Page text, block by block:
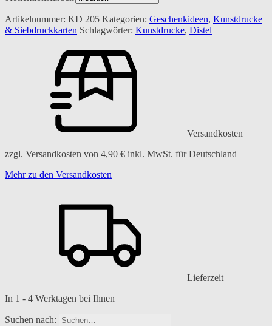
Artikelnummer: KD 205 Kategorien: Geschenkideen, Kunstdrucke
& Siebdruckkarten Schlagwörter: Kunstdrucke, Distel
Versandkosten
zzgl. Versandkosten von 4,90 € inkl. MwSt. für Deutschland
Mehr zu den Versandkosten
Lieferzeit
In 1 - 4 Werktagen bei Ihnen
Suchen nach: